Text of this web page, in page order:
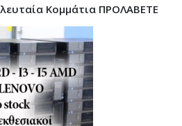
Κομμάτια ΠΡΟΛΑΒΕΤΕ